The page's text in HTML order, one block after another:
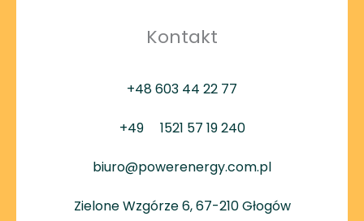
Kontakt
+48 603 44 22 77
+49 1521 57 19 240
biuro@powerenergy.com.pl
Zielone Wzgórze 6, 67-210 Głogów